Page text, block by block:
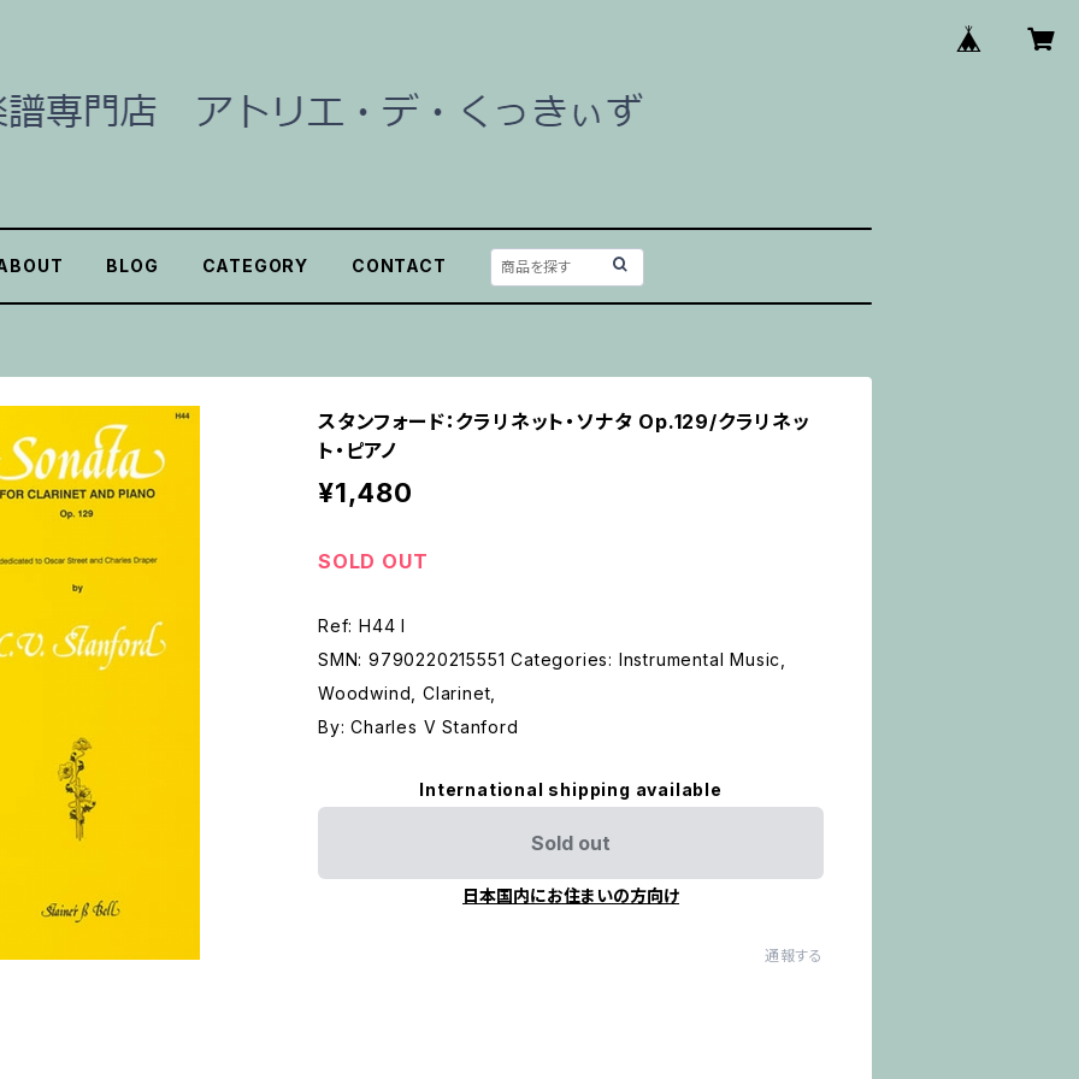
BLOG CATEGORY CONTACT
スタンフォード：クラリネット・ソナタ Op.129/クラリネッ
ト・ピアノ
¥1,480
SOLD OUT
Ref: H44 I
SMN: 9790220215551 Categories: Instrumental Music,
Woodwind, Clarinet,
By: Charles V Stanford
International shipping available
Sold out
日本国内にお住まいの方向け
通報する